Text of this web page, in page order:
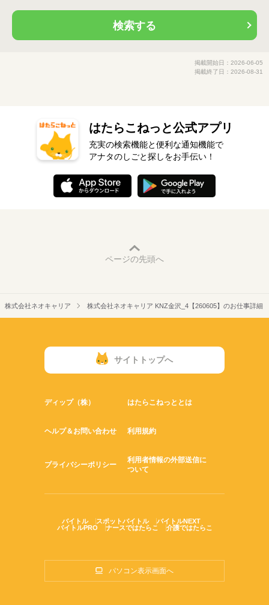
検索する
掲載開始日：2026-06-05
掲載終了日：2026-08-31
はたらこねっと公式アプリ
充実の検索機能と便利な通知機能で
アナタのしごと探しをお手伝い！
ページの先頭へ
株式会社ネオキャリア 株式会社ネオキャリア KNZ金沢_4【260605】のお仕事詳細
サイトトップへ
ディップ（株） はたらこねっととは
ヘルプ＆お問い合わせ 利用規約
プライバシーポリシー
利用者情報の外部送信に
ついて
バイトル スポットバイトル
バイトルNEXT
バイトルPRO
ナースではたらこ 介護ではたらこ
パソコン表示画面へ